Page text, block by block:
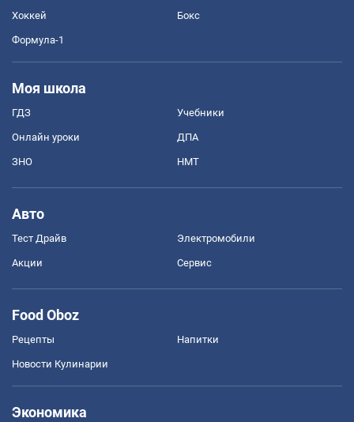
Хоккей Бокс
Формула-1
Моя школа
ГДЗ Учебники
Онлайн уроки ДПА
ЗНО НМТ
Авто
Тест Драйв Электромобили
Акции Сервис
Food Oboz
Рецепты Напитки
Новости Кулинарии
Экономика